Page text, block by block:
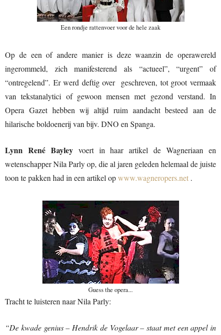
Een rondje rattenvoer voor de hele zaak
Op de een of andere manier is deze waanzin de operawereld
ingerommeld, zich manifesterend als “actueel”, “urgent” of
“ontregelend”. Er werd deftig over geschreven, tot groot vermaak
van tekstanalytici of gewoon mensen met gezond verstand. In
Opera Gazet hebben wij altijd ruim aandacht besteed aan de
hilarische boldoenerij van bijv. DNO en Spanga.
Lynn René Bayleyvoert in haar artikel de Wagneriaan en
wetenschapper Nila Parly op, die al jaren geleden helemaal de juiste
toon te pakken had in een artikel opwww.wagneropers.net .
Guess the opera...
Tracht te luisteren naar Nila Parly:
“De kwade genius – Hendrik de Vogelaar – staat met een appel in